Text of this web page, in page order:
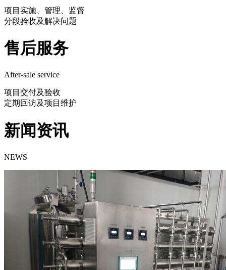
项目实施、管理、监督
分段验收及解决问题
售后服务
After-sale service
项目交付及验收
定期回访及项目维护
新闻资讯
NEWS